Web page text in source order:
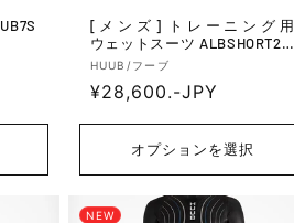
[メンズ] トレーニング用
ウェットスーツ ALBSHORT2 A
lbacore Buoyancy Short - Bla
販
売
HUUB/フーブ
通
常
格
¥28,600.-JPY
オプションを選択
NEW